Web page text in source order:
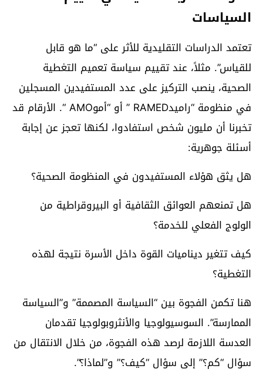
السياسات
تعتمد الدراسات التقليدية للأثر على “ما هو قابل
للقياس”. مثلاً، عند تقييم سياسة تعميم التغطية
الصحية، ينصب التركيز على عدد المستفيدين المسجلين
في منظومة “راميدRAMED ” أو “أموAMO “. الأرقام قد
تخبرنا أن مليون شخص استفادوا، لكنها تعجز عن إجابة
أسئلة جوهرية:
هل يثق هؤلاء المستفيدون في المنظومة الصحية؟
هل تمنعهم العوائق الثقافية أو البيروقراطية من
الولوج الفعلي للخدمة؟
كيف تتغير ديناميات القوة داخل الأسرة نتيجة لهذه
التغطية؟
هنا تكمن الفجوة بين “السياسة المصممة” و”السياسة
الممارسة”. السوسيولوجيا والأنثروبولوجيا تقدمان
العدسة اللازمة لرصد هذه الفجوة، من خلال الانتقال من
سؤال “كم؟” إلى سؤال “كيف؟” و”لماذا؟”.